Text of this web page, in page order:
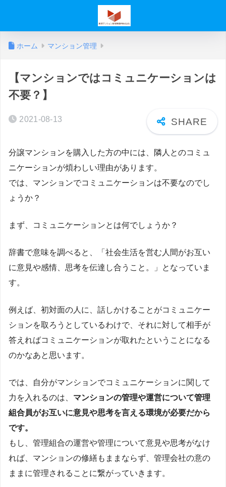
ホーム マンション管理
【マンションではコミュニケーションは
不要？】
2021-08-13
分譲マンションを購入した方の中には、隣人とのコミュ
ニケーションが煩わしい理由があります。
では、マンションでコミュニケーションは不要なのでし
ょうか？
まず、コミュニケーションとは何でしょうか？
辞書で意味を調べると、「社会生活を営む人間がお互い
に意見や感情、思考を伝達し合うこと。」となっていま
す。
例えば、初対面の人に、話しかけることがコミュニケー
ションを取ろうとしているわけで、それに対して相手が
答えればコミュニケーションが取れたということになる
のかなあと思います。
では、自分がマンションでコミュニケーションに関して
力を入れるのは、 マンションの管理や運営について管理
組合員がお互いに意見や思考を言える環境が必要だから
です。
もし、管理組合の運営や管理について意見や思考がなけ
れば、マンションの修繕もままならず、管理会社の意の
ままに管理されることに繋がっていきます。